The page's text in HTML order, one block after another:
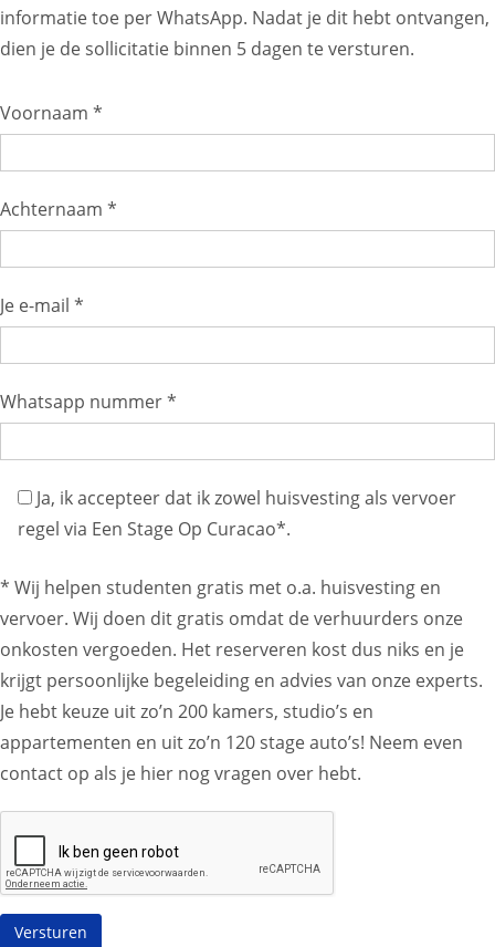
informatie toe per WhatsApp. Nadat je dit hebt ontvangen,
dien je de sollicitatie binnen 5 dagen te versturen.
Voornaam *
Achternaam *
Je e-mail *
Whatsapp nummer *
Ja, ik accepteer dat ik zowel huisvesting als vervoer
regel via Een Stage Op Curacao*.
* Wij helpen studenten gratis met o.a. huisvesting en
vervoer. Wij doen dit gratis omdat de verhuurders onze
onkosten vergoeden. Het reserveren kost dus niks en je
krijgt persoonlijke begeleiding en advies van onze experts.
Je hebt keuze uit zo’n 200 kamers, studio’s en
appartementen en uit zo’n 120 stage auto’s! Neem even
contact op als je hier nog vragen over hebt.